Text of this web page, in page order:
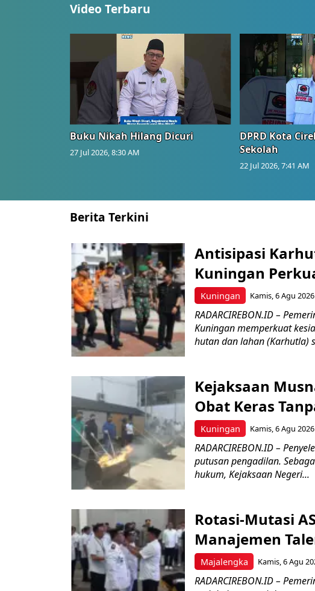
Video Terbaru
Buku Nikah Hilang Dicuri
27 Jul 2026, 8:30 AM
DPRD Kota
Sekolah
22 Jul 2026, 7:41 AM
Berita Terkini
Kuningan
Antisipasi
Kuningan
Kamis, 6 Agu
RADARCIREBON.ID –
Kuningan memperkuat
hutan dan lahan (Karhutla)
Kuningan
Kejaksaan
Obat Keras
Kamis, 6 Agu
RADARCIREBON.ID –
putusan pengadilan.
hukum, Kejaksaan Negeri...
Majalengka
Rotasi-Mutasi
Manajemen
Kamis, 6 Agu
RADARCIREBON.ID –